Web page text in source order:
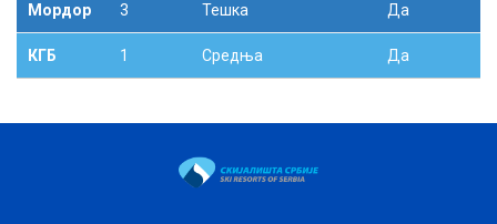
Мордор 3 Тешка Да
КГБ 1 Средња Да